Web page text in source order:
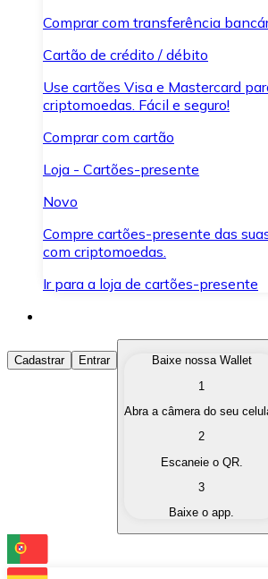
Comprar com transferência
Cartão de crédito / débito
Use cartões Visa e Mastercard
criptomoedas. Fácil e seguro!
Comprar com cartão
Loja - Cartões-presente
Novo
Compre cartões-presente das
com criptomoedas.
Ir para a loja de cartões-presente
Comprar Criptomoedas
Compre as criptomoedas de seu
Converta suas criptomoedas em
Troque uma criptomoeda por
Cadastrar Entrar
Baixe nossa Wallet
1
Abra a câmera do seu
2
Escaneie o QR.
3
Baixe o app.